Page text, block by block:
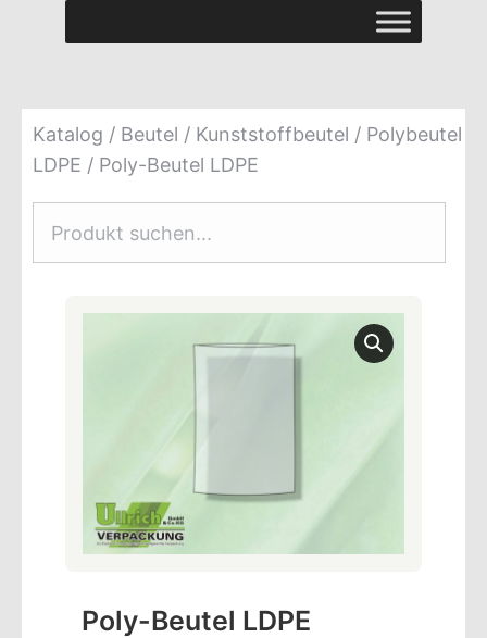
Katalog / Beutel / Kunststoffbeutel / Polybeutel
LDPE / Poly-Beutel LDPE
Poly-Beutel LDPE